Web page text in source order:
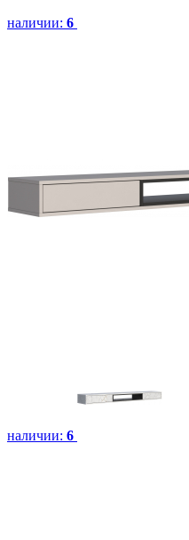
наличии: 6
наличии: 6